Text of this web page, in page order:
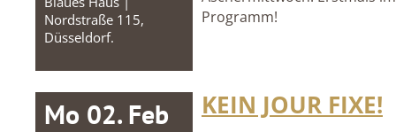
Nordstraße 115,
Düsseldorf.
Programm!
Mo 02. Feb KEIN JOUR FIXE!